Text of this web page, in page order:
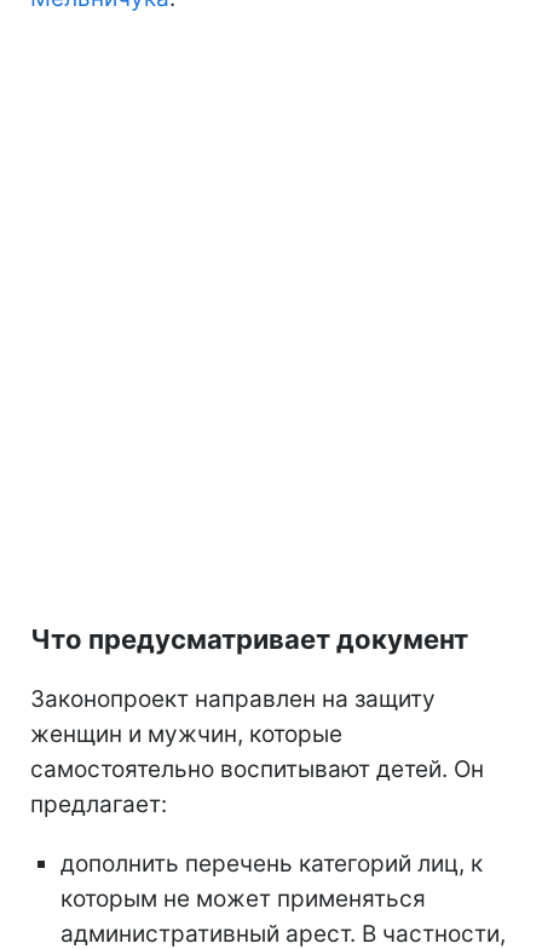
Что предусматривает документ
Законопроект направлен на защиту
женщин и мужчин, которые
самостоятельно воспитывают детей. Он
предлагает:
дополнить перечень категорий лиц, к
которым не может применяться
административный арест. В частности,